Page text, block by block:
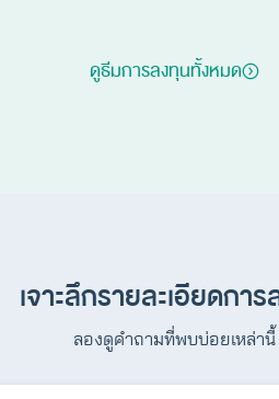
ดูธีมการลงทุนทั้งหมด
เจาะลึกรายละเอียดกา
ลองดูคำถามที่พบบ่อยเหล่านี้